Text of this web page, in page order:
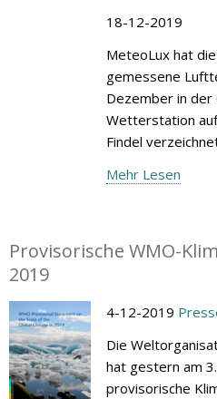
18-12-2019
MeteoLux hat
gemessene
Dezember in der
Wetterstation
Findel
Mehr Lesen
Provisorische WMO-
2019
4-12-2019
Die
hat gestern am
provisorische